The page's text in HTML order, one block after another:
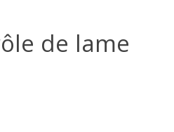
de lame